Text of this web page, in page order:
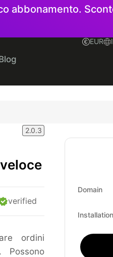
abbonamento.
EUR
2.0.3
verified
ordini
Possono
Domain
Installation